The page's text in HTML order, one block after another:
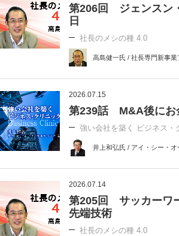
第206回 ジェンスン
日
社長のメシの種 4.0
高島健一氏 / 社長専門新事業
2026.07.15
第239話 M&A後にお
強い会社を築く ビジネス・
井上和弘氏 / アイ・シー・
2026.07.14
第205回 サッカーワ
先端技術
社長のメシの種 4.0